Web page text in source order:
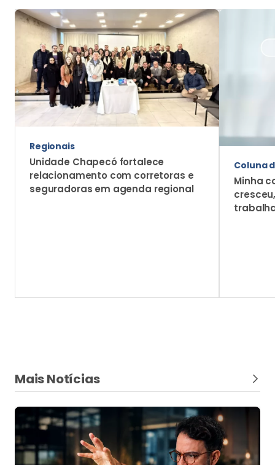
Regionais
Unidade Chapecó fortalece
relacionamento com corretoras e
seguradoras em agenda regional
Coluna
Minha
Mais Notícias